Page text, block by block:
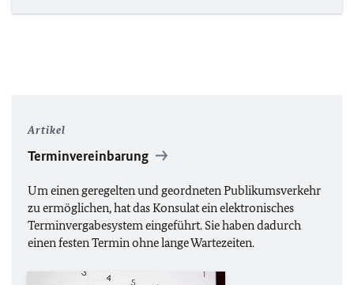
Artikel
Terminvereinbarung
Um einen geregelten und geordneten Publikumsverkehr
zu ermöglichen, hat das Konsulat ein elektronisches
Terminvergabesystem eingeführt. Sie haben dadurch
einen festen Termin ohne lange Wartezeiten.